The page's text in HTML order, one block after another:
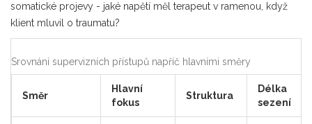
somatické projevy - jaké napětí měl terapeut v ramenou, když
klient mluvil o traumatu?
Srovnání supervizních přístupů napříč hlavními směry
Směr
Hlavní
fokus
Struktura
Délka
sezení